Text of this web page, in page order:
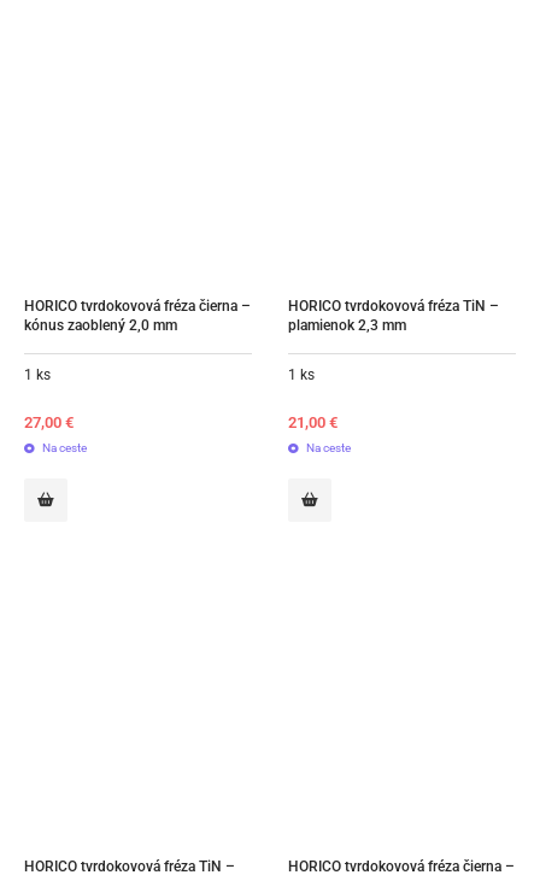
HORICO tvrdokovová fréza čierna –
kónus zaoblený 2,0 mm
1 ks
27,00 €
Na ceste
HORICO tvrdokovová fréza TiN –
plamienok 2,3 mm
1 ks
21,00 €
Na ceste
HORICO tvrdokovová fréza TiN – HORICO tvrdokovová fréza čierna –